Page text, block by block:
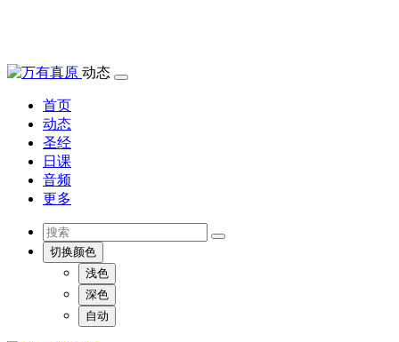
动态
首页
动态
圣经
日课
音频
更多
切换颜色
浅色
深色
自动